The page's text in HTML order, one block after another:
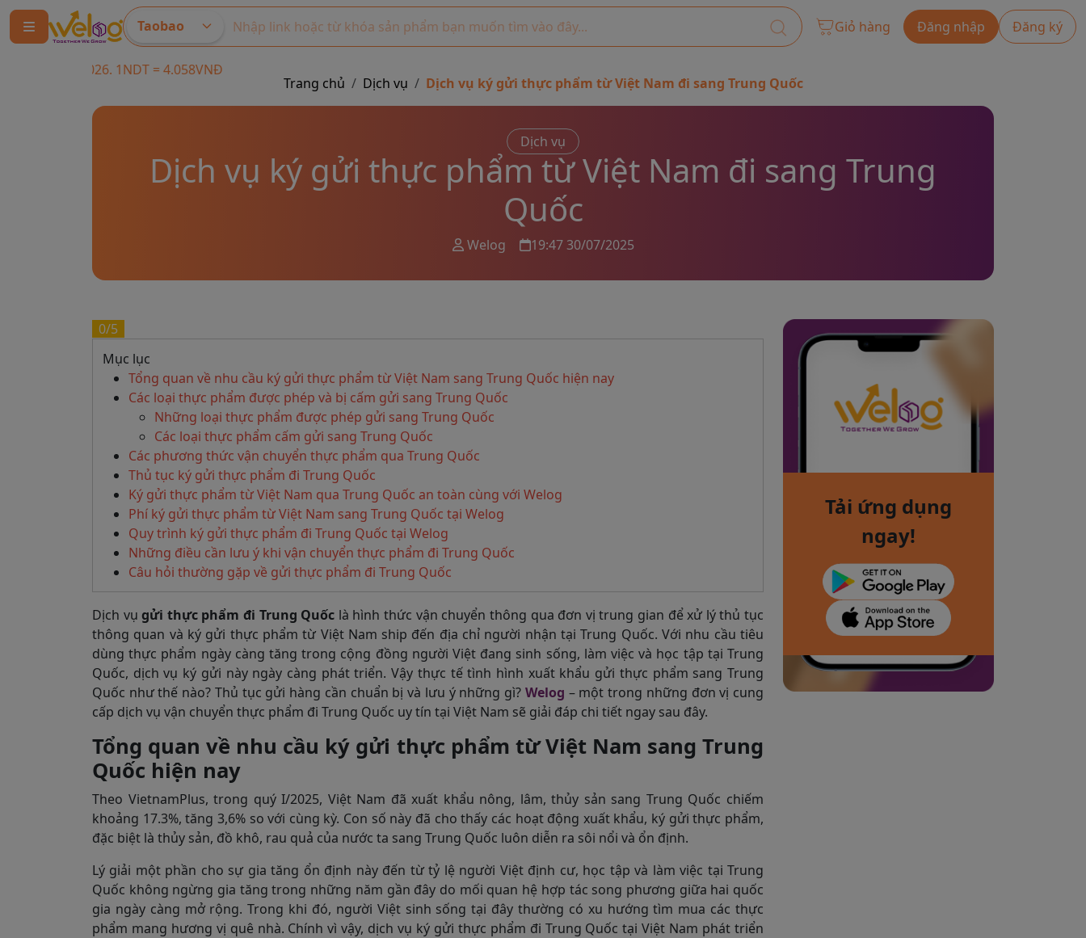
Taobao Giỏ hàng Đăng nhập Đăng ký
1NDT = 4.058VNĐ
Trang chủ Dịch vụ Dịch vụ ký gửi thực phẩm từ Việt Nam đi sang Trung Quốc
Dịch vụ
Dịch vụ ký gửi thực phẩm từ Việt Nam đi sang Trung
Quốc
Welog 19:47 30/07/2025
Tải ứng dụng
ngay!
0/5
Mục lục
Tổng quan về nhu cầu ký gửi thực phẩm từ Việt Nam sang Trung Quốc hiện nay
Các loại thực phẩm được phép và bị cấm gửi sang Trung Quốc
Những loại thực phẩm được phép gửi sang Trung Quốc
Các loại thực phẩm cấm gửi sang Trung Quốc
Các phương thức vận chuyển thực phẩm qua Trung Quốc
Thủ tục ký gửi thực phẩm đi Trung Quốc
Ký gửi thực phẩm từ Việt Nam qua Trung Quốc an toàn cùng với Welog
Phí ký gửi thực phẩm từ Việt Nam sang Trung Quốc tại Welog
Quy trình ký gửi thực phẩm đi Trung Quốc tại Welog
Những điều cần lưu ý khi vận chuyển thực phẩm đi Trung Quốc
Câu hỏi thường gặp về gửi thực phẩm đi Trung Quốc
Dịch vụ gửi thực phẩm đi Trung Quốc là hình thức vận chuyển thông qua đơn vị trung gian để xử lý thủ tục
thông quan và ký gửi thực phẩm từ Việt Nam ship đến địa chỉ người nhận tại Trung Quốc. Với nhu cầu tiêu
dùng thực phẩm ngày càng tăng trong cộng đồng người Việt đang sinh sống, làm việc và học tập tại Trung
Quốc, dịch vụ ký gửi này ngày càng phát triển. Vậy thực tế tình hình xuất khẩu gửi thực phẩm sang Trung
Quốc như thế nào? Thủ tục gửi hàng cần chuẩn bị và lưu ý những gì? Welog – một trong những đơn vị cung
cấp dịch vụ vận chuyển thực phẩm đi Trung Quốc uy tín tại Việt Nam sẽ giải đáp chi tiết ngay sau đây.
Tổng quan về nhu cầu ký gửi thực phẩm từ Việt Nam sang Trung
Quốc hiện nay
Theo VietnamPlus, trong quý I/2025, Việt Nam đã xuất khẩu nông, lâm, thủy sản sang Trung Quốc chiếm
khoảng 17.3%, tăng 3,6% so với cùng kỳ. Con số này đã cho thấy các hoạt động xuất khẩu, ký gửi thực phẩm,
đặc biệt là thủy sản, đồ khô, rau quả của nước ta sang Trung Quốc luôn diễn ra sôi nổi và ổn định.
Lý giải một phần cho sự gia tăng ổn định này đến từ tỷ lệ người Việt định cư, học tập và làm việc tại Trung
Quốc không ngừng gia tăng trong những năm gần đây do mối quan hệ hợp tác song phương giữa hai quốc
gia ngày càng mở rộng. Trong khi đó, người Việt sinh sống tại đây thường có xu hướng tìm mua các thực
phẩm mang hương vị quê nhà. Chính vì vậy, dịch vụ ký gửi thực phẩm đi Trung Quốc tại Việt Nam phát triển